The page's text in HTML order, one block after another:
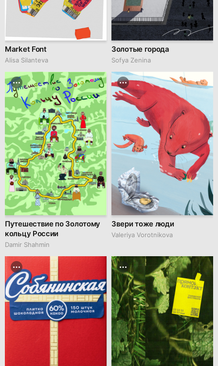
Market Font
Alisa Silanteva
Золотые города
Sofya Zenina
Путешествие по Золотому
кольцу России
Damir Shahmin
Звери тоже люди
Valeriya Vorotnikova